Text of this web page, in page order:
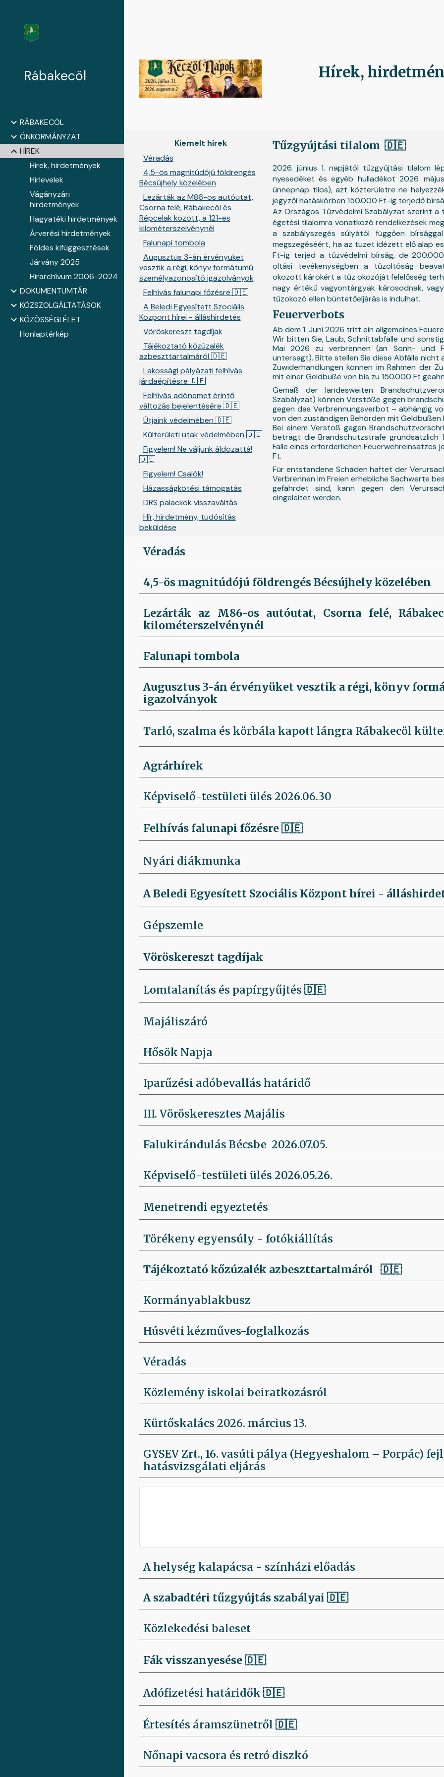
Rábakecöl
RÁBAKECÖL
ÖNKORMÁNYZAT
HÍREK
Hírek, hirdetmények
Hírlevelek
Vágányzári
hirdetmények
Hagyatéki hirdetmények
Árverési hirdetmények
Földes kifüggesztések
Járvány 2025
Hírarchívum 2006-2024
DOKUMENTUMTÁR
KÖZSZOLGÁLTATÁSOK
KÖZÖSSÉGI ÉLET
Honlaptérkép
Hírek,
Kiemelt hírek
Véradás
4,5-ös magnitúdójú földrengés
Bécsújhely közelében
Lezárták az M86-os autóutat,
Csorna felé, Rábakecöl és
Répcelak között, a 121-es
kilométerszelvénynél
Falunapi tombola
Augusztus 3-án érvényüket
vesztik a régi, könyv formátumú
személyazonosító igazolványok
Felhívás falunapi főzésre 🇩🇪
A Beledi Egyesített Szociális
Központ hírei - álláshirdetés
Vöröskereszt tagdíjak
Tájékoztató kőzúzalék
azbeszttartalmáról 🇩🇪
Lakossági pályázati felhívás
járdaépítésre 🇩🇪
Felhívás adónemet érintő
változás bejelentésére 🇩🇪
Útjaink védelmében 🇩🇪
Külterületi utak védelmében 🇩🇪
Figyelem! Ne váljunk áldozattá!
🇩🇪
Figyelem! Csalók!
Házasságkötési támogatás
DRS palackok visszaváltás
Hír, hirdetmény, tudósítás
beküldése
Tűzgyújtási tilalom 🇩🇪
2026. június 1. napjától tűzgyújtási tilalom
nyesedéket és egyéb hulladékot 2026.
ünnepnap tilos), azt közterületre ne
jegyzői hatáskörben 150.000 Ft-ig terjedő
Az Országos Tűzvédelmi Szabályzat szerint a
égetési tilalomra vonatkozó rendelkezések
a szabályszegés súlyától függően
megszegéséért, ha az tüzet idézett elő alap
Ft-ig terjed a tűzvédelmi bírság, de
oltási tevékenységben a tűzoltóság
okozott károkért a tűz okozóját felelősség
nagy értékű vagyontárgyak károsodnak,
tűzokozó ellen büntetőeljárás is indulhat.
Feuerverbots
Ab dem 1. Juni 2026 tritt ein allgemeines
Wir bitten Sie, Laub, Schnittabfälle und
Mai 2026 zu verbrennen (an Sonn- und
untersagt). Bitte stellen Sie diese Abfälle nicht
Zuwiderhandlungen können im Rahmen der
mit einer Geldbuße von bis zu 150.000 Ft
Gemäß der landesweiten
Szabályzat) können Verstöße gegen
gegen das Verbrennungsverbot – abhängig
von den zuständigen Behörden mit
Bei einem Verstoß gegen
beträgt die Brandschutzstrafe grundsätzlich
Falle eines erforderlichen
Ft.
Für entstandene Schäden haftet der
Verbrennen im Freien erhebliche Sachwerte
gefährdet sind, kann gegen den
eingeleitet werden.
Véradás
4,5-ös magnitúdójú földrengés Bécsújhely közelében
Lezárták az M86-os autóutat, Csorna felé,
kilométerszelvénynél
Falunapi tombola
Augusztus 3-án érvényüket vesztik a régi, könyv
igazolványok
Tarló, szalma és körbála kapott lángra Rábakecöl
Agrárhírek
Képviselő-testületi ülés 2026.06.30
Felhívás falunapi főzésre🇩🇪
Nyári diákmunka
A Beledi Egyesített Szociális Központ hírei -
Gépszemle
Vöröskereszt tagdíjak
Lomtalanítás és papírgyűjtés 🇩🇪
Majáliszáró
Hősök Napja
Iparűzési adóbevallás határidő
III. Vöröskeresztes Majális
Falukirándulás Bécsbe 2026.07.05.
Képviselő-testületi ülés 2026.05.26.
Menetrendi egyeztetés
Törékeny egyensúly - fotókiállítás
Tájékoztató kőzúzalék azbeszttartalmáról 🇩🇪
Kormányablakbusz
Húsvéti kézműves-foglalkozás
Véradás
Közlemény iskolai beiratkozásról
Kürtőskalács 2026. március 13.
GYSEV Zrt., 16. vasúti pálya (Hegyeshalom – Porpác)
hatásvizsgálati eljárás
A helység kalapácsa - színházi előadás
A szabadtéri tűzgyújtás szabályai 🇩🇪
Közlekedési baleset
Fák visszanyesése 🇩🇪
Adófizetési határidők 🇩🇪
Értesítés áramszünetről 🇩🇪
Nőnapi vacsora és retró diszkó